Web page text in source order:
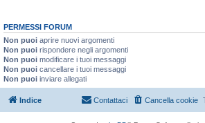
PERMESSI FORUM
Non puoi aprire nuovi argomenti
Non puoi rispondere negli argomenti
Non puoi modificare i tuoi messaggi
Non puoi cancellare i tuoi messaggi
Non puoi inviare allegati
Indice Cancella cookie
Contattaci